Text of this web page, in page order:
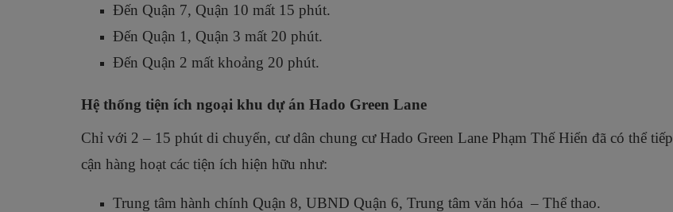
Đến Quận 7, Quận 10 mất 15 phút.
Đến Quận 1, Quận 3 mất 20 phút.
Đến Quận 2 mất khoảng 20 phút.
Hệ thống tiện ích ngoại khu dự án Hado Green Lane
Chỉ với 2 – 15 phút di chuyển, cư dân chung cư Hado Green Lane Phạm Thế Hiển đã có thể tiếp
cận hàng hoạt các tiện ích hiện hữu như:
Trung tâm hành chính Quận 8, UBND Quận 6, Trung tâm văn hóa – Thể thao.